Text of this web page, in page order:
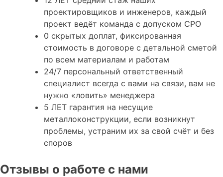
проектировщиков и инженеров, каждый
проект ведёт команда с допуском СРО
0 скрытых доплат, фиксированная
стоимость в договоре с детальной сметой
по всем материалам и работам
24/7 персональный ответственный
специалист всегда с вами на связи, вам не
нужно «ловить» менеджера
5 ЛЕТ гарантия на несущие
металлоконструкции, если возникнут
проблемы, устраним их за свой счёт и без
споров
Отзывы о работе с нами